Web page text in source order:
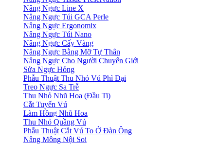
Nâng Ngực Line X
Nâng Ngực Túi GCA Perle
Nâng Ngực Ergonomix
Nâng Ngực Túi Nano
Nâng Ngực Cấy Vàng
Nâng Ngực Bằng Mỡ Tự Thân
Nâng Ngực Cho Người Chuyển Giới
Sửa Ngực Hỏng
Phẫu Thuật Thu Nhỏ Vú Phì Đại
Treo Ngực Sa Trễ
Thu Nhỏ Nhũ Hoa (Đầu Ti)
Cắt Tuyến Vú
Làm Hồng Nhũ Hoa
Thu Nhỏ Quầng Vú
Phẫu Thuật Cắt Vú To Ở Đàn Ông
Nâng Mông Nội Soi